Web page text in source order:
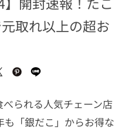
取れ以上の超お
られる人気チェーン店
も「銀だこ」からお得な